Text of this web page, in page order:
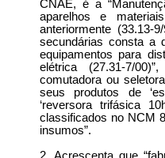
CNAE, é a
aparelhos e
anteriormente (33.13-
secundárias consta a
equipamentos para
elétrica (27.31-7/
comutadora ou
seus produtos de
‘reversora trifásica
classificados no NCM
insumos”.